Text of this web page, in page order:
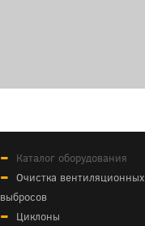
Каталог оборудования
Очистка вентиляционных
выбросов
Циклоны